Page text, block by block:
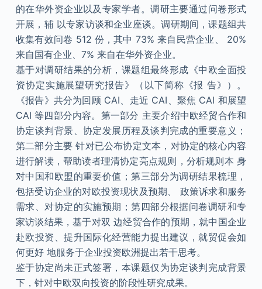
的在华外资企业以及专家学者。调研主要通过问卷形式
开展，辅 以专家访谈和企业座谈。调研期间，课题组共
收集有效问卷 512 份，其中 73% 来自民营企业、 20%
来自国有企业、7% 来自在华外资企业。
基于对调研结果的分析，课题组最终形成《中欧全面投
资协定实施展望研究报告》（以下简称《报 告》）。
《报告》共分为回顾 CAI、走近 CAI、聚焦 CAI 和展望
CAI 等四部分内容。第一部分 主要介绍中欧经贸合作和
协定谈判背景、协定发展历程及谈判完成的重要意义；
第二部分主要 针对已公布协定文本，对协定的核心内容
进行解读，帮助读者理清协定亮点规则，分析规则本 身
对中国和欧盟的重要价值；第三部分为调研结果梳理，
包括受访企业的对欧投资现状及预期、 政策诉求和服务
需求、对协定的实施预期；第四部分根据问卷调研和专
家访谈结果，基于对双 边经贸合作的预期，就中国企业
赴欧投资、提升国际化经营能力提出建议，就贸促会如
何更好 地服务于企业投资欧洲提出若干思考。
鉴于协定尚未正式签署，本课题仅为协定谈判完成背景
下，针对中欧双向投资的阶段性研究成果。